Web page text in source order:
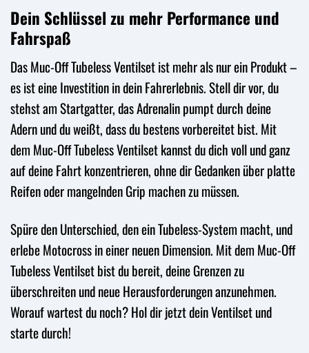
Dein Schlüssel zu mehr Performance und
Fahrspaß
Das Muc-Off Tubeless Ventilset ist mehr als nur ein Produkt –
es ist eine Investition in dein Fahrerlebnis. Stell dir vor, du
stehst am Startgatter, das Adrenalin pumpt durch deine
Adern und du weißt, dass du bestens vorbereitet bist. Mit
dem Muc-Off Tubeless Ventilset kannst du dich voll und ganz
auf deine Fahrt konzentrieren, ohne dir Gedanken über platte
Reifen oder mangelnden Grip machen zu müssen.
Spüre den Unterschied, den ein Tubeless-System macht, und
erlebe Motocross in einer neuen Dimension. Mit dem Muc-Off
Tubeless Ventilset bist du bereit, deine Grenzen zu
überschreiten und neue Herausforderungen anzunehmen.
Worauf wartest du noch? Hol dir jetzt dein Ventilset und
starte durch!